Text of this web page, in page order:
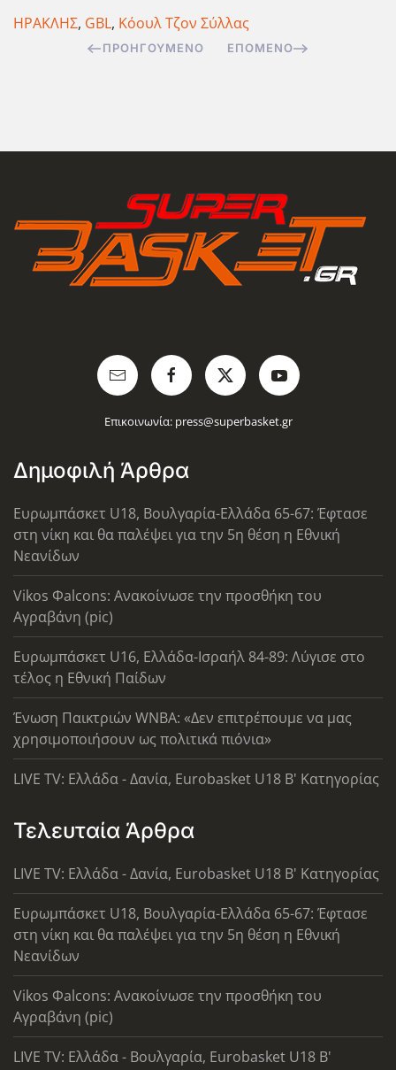
ΗΡΑΚΛΗΣ, GBL, Κόουλ Τζον Σύλλας
ΠΡΟΗΓΟΎΜΕΝΟ ΕΠΌΜΕΝΟ
Επικοινωνία: press@superbasket.gr
Δημοφιλή Άρθρα
Ευρωμπάσκετ U18, Βουλγαρία-Ελλάδα 65-67: Έφτασε
στη νίκη και θα παλέψει για την 5η θέση η Εθνική
Νεανίδων
Vikos Φalcons: Ανακοίνωσε την προσθήκη του
Αγραβάνη (pic)
Ευρωμπάσκετ U16, Ελλάδα-Ισραήλ 84-89: Λύγισε στο
τέλος η Εθνική Παίδων
Ένωση Παικτριών WNBA: «Δεν επιτρέπουμε να μας
χρησιμοποιήσουν ως πολιτικά πιόνια»
LIVE TV: Ελλάδα - Δανία, Eurobasket U18 Β' Κατηγορίας
Τελευταία Άρθρα
LIVE TV: Ελλάδα - Δανία, Eurobasket U18 Β' Κατηγορίας
Ευρωμπάσκετ U18, Βουλγαρία-Ελλάδα 65-67: Έφτασε
στη νίκη και θα παλέψει για την 5η θέση η Εθνική
Νεανίδων
Vikos Φalcons: Ανακοίνωσε την προσθήκη του
Αγραβάνη (pic)
LIVE TV: Ελλάδα - Βουλγαρία, Eurobasket U18 Β'